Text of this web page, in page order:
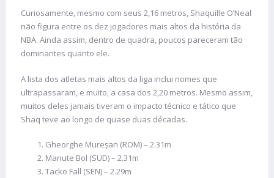
Curiosamente, mesmo com seus 2,16 metros, Shaquille O’Neal
não figura entre os dez jogadores mais altos da história da
NBA. Ainda assim, dentro de quadra, poucos pareceram tão
dominantes quanto ele.
A lista dos atletas mais altos da liga inclui nomes que
ultrapassaram, e muito, a casa dos 2,20 metros. Mesmo assim,
muitos deles jamais tiveram o impacto técnico e tático que
Shaq teve ao longo de quase duas décadas.
Gheorghe Mureșan (ROM) – 2.31m
Manute Bol (SUD) – 2.31m
Tacko Fall (SEN) – 2.29m